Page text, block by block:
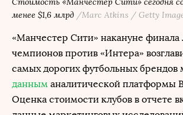
менее $1,6 млрд /Marc Atkins / Getty
«Манчестер Сити» накануне финала
чемпионов против «Интера»
самых дорогих футбольных брендов
данным аналитической платформы
Оценка стоимости клубов в отчете